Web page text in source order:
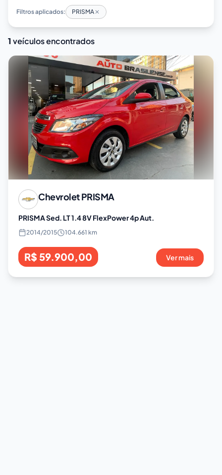
Filtros aplicados: PRISMA
1veículos encontrados
ChevroletPRISMA
PRISMA Sed. LT 1.4 8V FlexPower 4p Aut.
2014/2015 104.661 km
R$ 59.900,00 Ver mais